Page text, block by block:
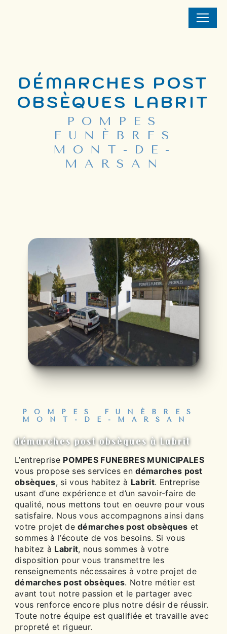
DÉMARCHES POST
OBSÈQUES LABRIT
POMPES
FUNÈBRES
MONT-DE-
MARSAN
POMPES FUNÈBRES
MONT-DE-MARSAN
démarches post obsèques à Labrit
L’entreprise POMPES FUNEBRES MUNICIPALES
vous propose ses services endémarches post
obsèques, si vous habitez à Labrit. Entreprise
usant d’une expérience et d’un savoir-faire de
qualité, nous mettons tout en oeuvre pour vous
satisfaire. Nous vous accompagnons ainsi dans
votre projet dedémarches post obsèques et
sommes à l’écoute de vos besoins. Si vous
habitez à Labrit, nous sommes à votre
disposition pour vous transmettre les
renseignements nécessaires à votre projet de
démarches post obsèques. Notre métier est
avant tout notre passion et le partager avec
vous renforce encore plus notre désir de réussir.
Toute notre équipe est qualifiée et travaille avec
propreté et rigueur.